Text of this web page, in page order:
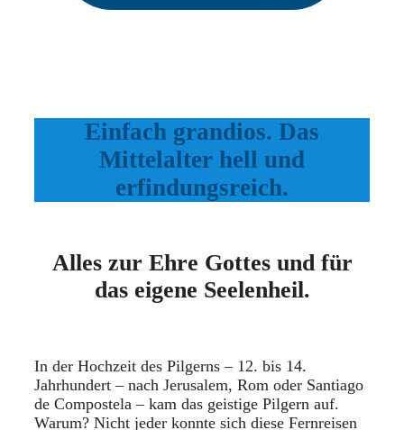
Einfach grandios. Das
Mittelalter hell und
erfindungsreich.
Alles zur Ehre Gottes und für
das eigene Seelenheil.
In der Hochzeit des Pilgerns – 12. bis 14.
Jahrhundert – nach Jerusalem, Rom oder Santiago
de Compostela – kam das geistige Pilgern auf.
Warum? Nicht jeder konnte sich diese Fernreisen